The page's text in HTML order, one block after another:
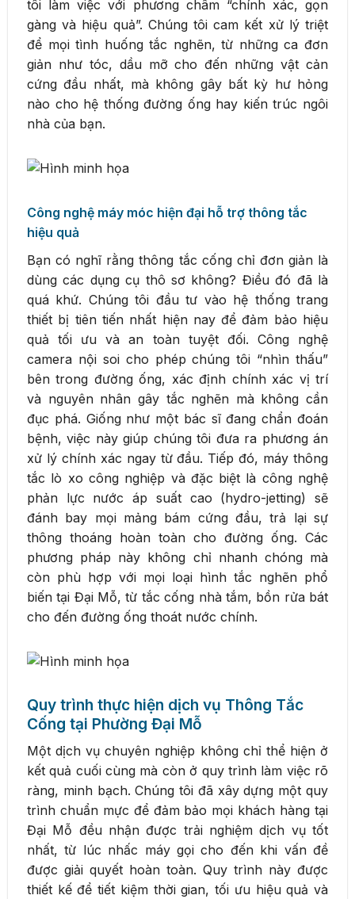
tôi làm việc với phương châm “chính xác, gọn
gàng và hiệu quả”. Chúng tôi cam kết xử lý triệt
để mọi tình huống tắc nghẽn, từ những ca đơn
giản như tóc, dầu mỡ cho đến những vật cản
cứng đầu nhất, mà không gây bất kỳ hư hỏng
nào cho hệ thống đường ống hay kiến trúc ngôi
nhà của bạn.
Công nghệ máy móc hiện đại hỗ trợ thông tắc
hiệu quả
Bạn có nghĩ rằng thông tắc cống chỉ đơn giản là
dùng các dụng cụ thô sơ không? Điều đó đã là
quá khứ. Chúng tôi đầu tư vào hệ thống trang
thiết bị tiên tiến nhất hiện nay để đảm bảo hiệu
quả tối ưu và an toàn tuyệt đối. Công nghệ
camera nội soi cho phép chúng tôi “nhìn thấu”
bên trong đường ống, xác định chính xác vị trí
và nguyên nhân gây tắc nghẽn mà không cần
đục phá. Giống như một bác sĩ đang chẩn đoán
bệnh, việc này giúp chúng tôi đưa ra phương án
xử lý chính xác ngay từ đầu. Tiếp đó, máy thông
tắc lò xo công nghiệp và đặc biệt là công nghệ
phản lực nước áp suất cao (hydro-jetting) sẽ
đánh bay mọi mảng bám cứng đầu, trả lại sự
thông thoáng hoàn toàn cho đường ống. Các
phương pháp này không chỉ nhanh chóng mà
còn phù hợp với mọi loại hình tắc nghẽn phổ
biến tại Đại Mỗ, từ tắc cống nhà tắm, bồn rửa bát
cho đến đường ống thoát nước chính.
Quy trình thực hiện dịch vụ Thông Tắc
Cống tại Phường Đại Mỗ
Một dịch vụ chuyên nghiệp không chỉ thể hiện ở
kết quả cuối cùng mà còn ở quy trình làm việc rõ
ràng, minh bạch. Chúng tôi đã xây dựng một quy
trình chuẩn mực để đảm bảo mọi khách hàng tại
Đại Mỗ đều nhận được trải nghiệm dịch vụ tốt
nhất, từ lúc nhấc máy gọi cho đến khi vấn đề
được giải quyết hoàn toàn. Quy trình này được
thiết kế để tiết kiệm thời gian, tối ưu hiệu quả và